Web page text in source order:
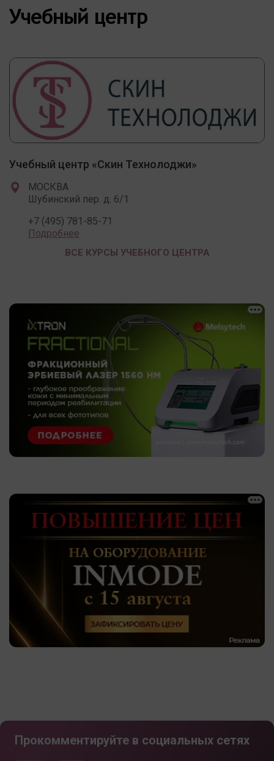
Учебный центр
Учебный центр «Скин Технолоджи»
МОСКВА
Шубинский пер. д. 6/1
+7 (495) 781-85-71
Подробнее
ВСЕ КУРСЫ УЧЕБНОГО ЦЕНТРА
Прокомментируйте в социальных сетях